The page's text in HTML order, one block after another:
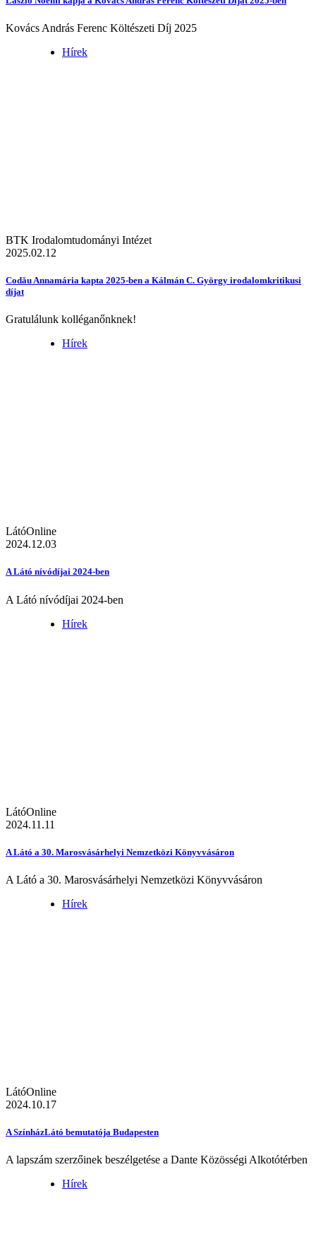
Kovács András Ferenc Költészeti Díj 2025
Hírek
BTK Irodalomtudományi Intézet
2025.02.12
Codău Annamária kapta 2025-ben a Kálmán C. György irodalomkritikusi
díjat
Gratulálunk kolléganőnknek!
Hírek
LátóOnline
2024.12.03
A Látó nívódíjai 2024-ben
A Látó nívódíjai 2024-ben
Hírek
LátóOnline
2024.11.11
A Látó a 30. Marosvásárhelyi Nemzetközi Könyvvásáron
A Látó a 30. Marosvásárhelyi Nemzetközi Könyvvásáron
Hírek
LátóOnline
2024.10.17
A SzínházLátó bemutatója Budapesten
A lapszám szerzőinek beszélgetése a Dante Közösségi Alkotótérben
Hírek